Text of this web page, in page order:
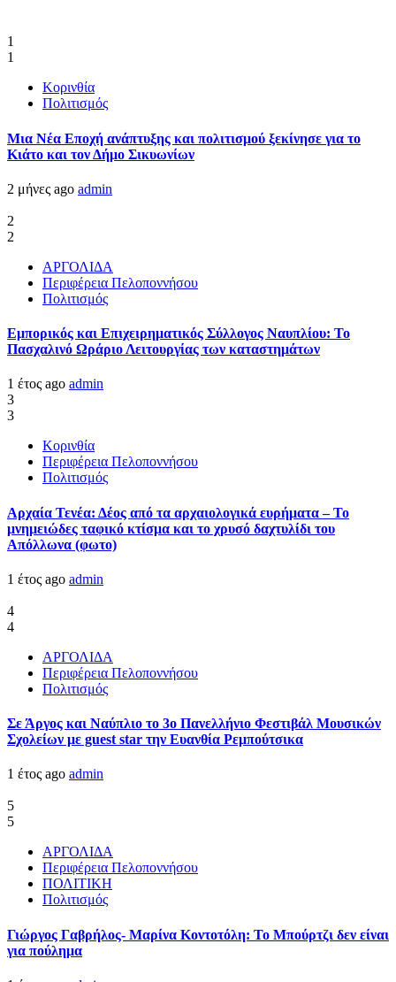
1
1
Κορινθία
Πολιτισμός
Μια Νέα Εποχή ανάπτυξης και πολιτισμού ξεκίνησε για το
Κιάτο και τον Δήμο Σικυωνίων
2 μήνες ago admin
2
2
ΑΡΓΟΛΙΔΑ
Περιφέρεια Πελοποννήσου
Πολιτισμός
Εμπορικός και Επιχειρηματικός Σύλλογος Ναυπλίου: Το
Πασχαλινό Ωράριο Λειτουργίας των καταστημάτων
1 έτος ago admin
3
3
Κορινθία
Περιφέρεια Πελοποννήσου
Πολιτισμός
Αρχαία Τενέα: Δέος από τα αρχαιολογικά ευρήματα – Το
μνημειώδες ταφικό κτίσμα και το χρυσό δαχτυλίδι του
Απόλλωνα (φωτο)
1 έτος ago admin
4
4
ΑΡΓΟΛΙΔΑ
Περιφέρεια Πελοποννήσου
Πολιτισμός
Σε Άργος και Ναύπλιο το 3ο Πανελλήνιο Φεστιβάλ Μουσικών
Σχολείων με guest star την Ευανθία Ρεμπούτσικα
1 έτος ago admin
5
5
ΑΡΓΟΛΙΔΑ
Περιφέρεια Πελοποννήσου
ΠΟΛΙΤΙΚΗ
Πολιτισμός
Γιώργος Γαβρήλος- Μαρίνα Κοντοτόλη: Το Μπούρτζι δεν είναι
για πούλημα